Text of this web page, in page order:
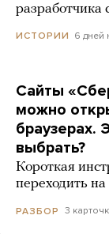
разработчика
ИСТОРИИ 6 дней
Сайты
можно
браузерах.
выбрать?
Короткая
переходить
РАЗБОР 3